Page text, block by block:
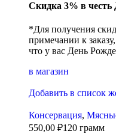
Скидка 3% в
*Для получения
примечании к заказу,
что у вас День
в магазин
Добавить в список
Консервация,
550,00 ₽120 грамм